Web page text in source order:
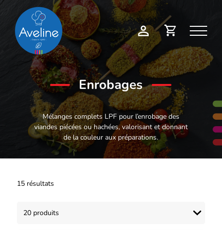
Mon
compte
Demande
devis
Enrobages
Mélanges complets LPF pour l’enrobage des
viandes piécées ou hachées, valorisant et donnant
de la couleur aux préparations.
15 résultats
Panneau de gestion des cookies